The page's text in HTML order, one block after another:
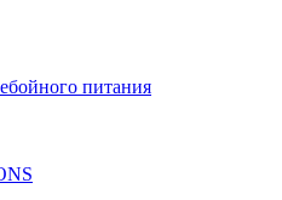
питания